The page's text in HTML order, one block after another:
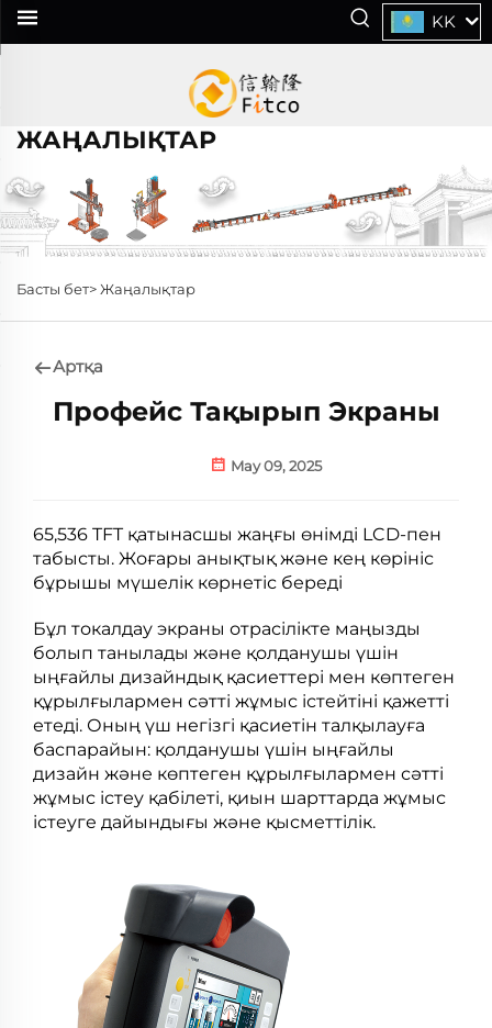
KK
ЖАҢАЛЫҚТАР
Басты бет>Жаңалықтар
Артқа
Профейс Тақырып Экраны
May 09, 2025
65,536 TFT қатынасшы жаңғы өнімді LCD-пен
табысты. Жоғары анықтық және кең көрініс
бұрышы мүшелік көрнетіс береді
Бұл токалдау экраны отрасілікте маңызды
болып танылады және қолданушы үшін
ыңғайлы дизайндық қасиеттері мен көптеген
құрылғылармен сәтті жұмыс істейтіні қажетті
етеді. Оның үш негізгі қасиетін талқылауға
баспарайын: қолданушы үшін ыңғайлы
дизайн және көптеген құрылғылармен сәтті
жұмыс істеу қабілеті, қиын шарттарда жұмыс
істеуге дайындығы және қысметтілік.